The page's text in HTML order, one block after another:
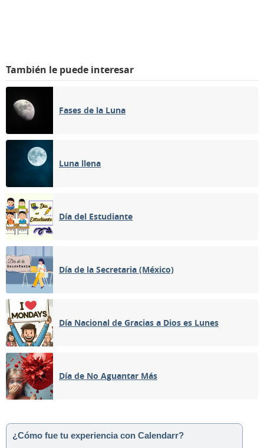
También le puede interesar
Fases de la Luna
Luna llena
Día del Estudiante
Día de la Secretaria (México)
Día Nacional de Gracias a Dios es Lunes
Día de No Aguantar Más
¿Cómo fue tu experiencia con Calendarr?